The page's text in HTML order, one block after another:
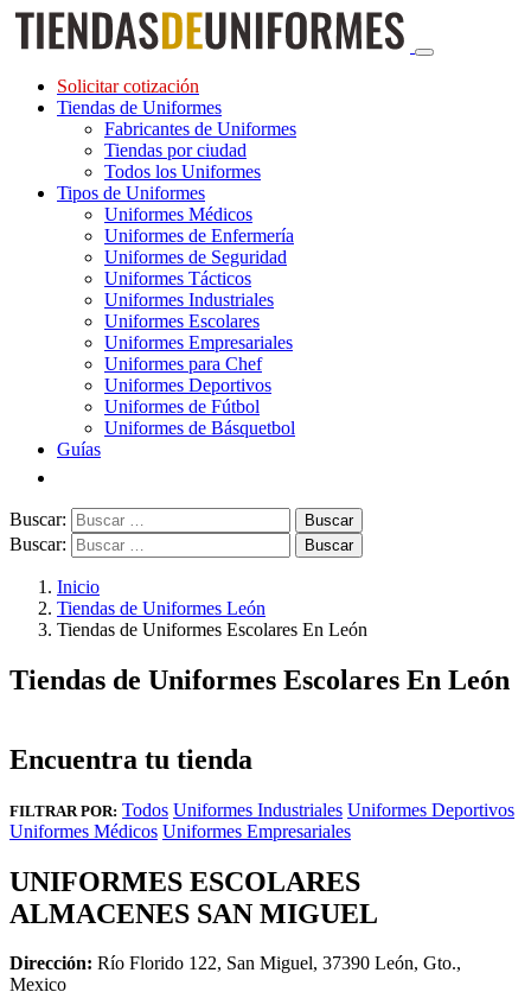
Solicitar cotización
Tiendas de Uniformes
Fabricantes de Uniformes
Tiendas por ciudad
Todos los Uniformes
Tipos de Uniformes
Uniformes Médicos
Uniformes de Enfermería
Uniformes de Seguridad
Uniformes Tácticos
Uniformes Industriales
Uniformes Escolares
Uniformes Empresariales
Uniformes para Chef
Uniformes Deportivos
Uniformes de Fútbol
Uniformes de Básquetbol
Guías
Buscar:
Buscar:
Inicio
Tiendas de Uniformes León
Tiendas de Uniformes Escolares En León
Tiendas de Uniformes Escolares En León
Encuentra tu tienda
FILTRAR POR: Todos Uniformes Industriales Uniformes Deportivos
Uniformes Médicos Uniformes Empresariales
UNIFORMES ESCOLARES
ALMACENES SAN MIGUEL
Dirección: Río Florido 122, San Miguel, 37390 León, Gto.,
Mexico